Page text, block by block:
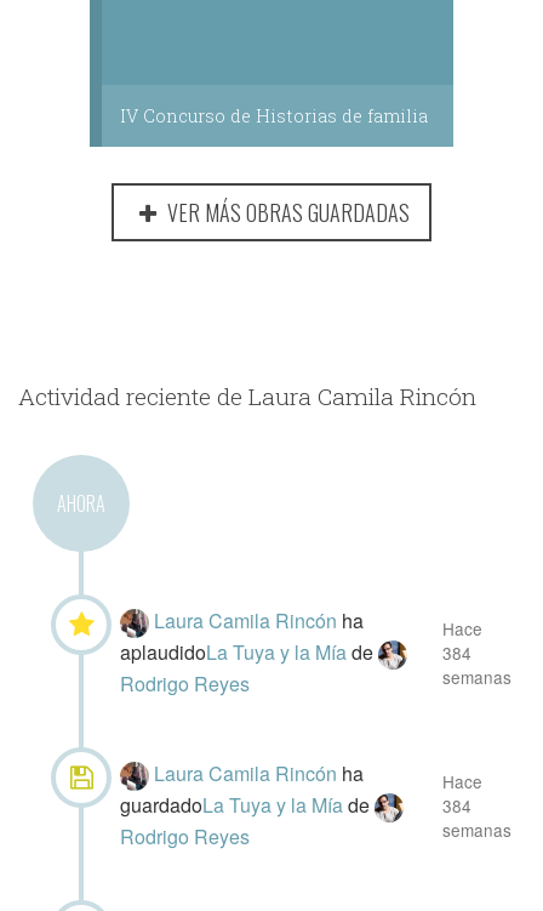
IV Concurso de Historias de familia
VER MÁS OBRAS GUARDADAS
Actividad reciente de Laura Camila Rincón
AHORA
Laura Camila Rincón ha
aplaudido​La Tuya y la Míade
Rodrigo Reyes
Hace
384
semanas
Laura Camila Rincón ha
guardado​La Tuya y la Míade
Rodrigo Reyes
Hace
384
semanas